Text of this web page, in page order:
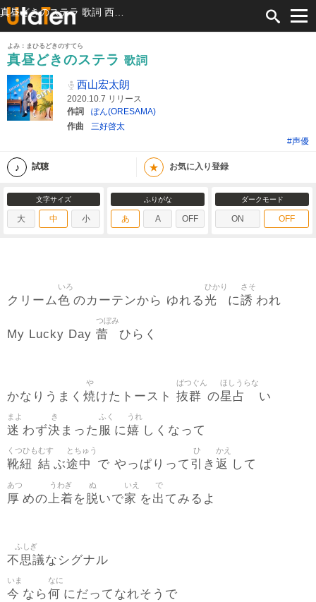
よみ：まひるどきのすてら
真昼どきのステラ 歌詞
西山宏太朗
2020.10.7 リリース
作詞
ぽん(ORESAMA)
作曲
三好啓太
#声優
試聴 ★ お気に入り登録
文字サイズ
大 中 小
ふりがな
あ A OFF
ダークモード
ON OFF
クリーム色
いろ
のカーテンから ゆれる光
ひかり
に誘
さそ
われ
My Lucky Day 蕾
つぼみ
ひらく
かなりうまく 焼
や
けたトースト 抜群
ばつぐん
の星占
ほしうらな
い
迷
まよ
わず決
き
まった 服
ふく
に嬉
うれ
しくなって
靴紐
くつひも
結
むす
ぶ途中
とちゅう
で やっぱりって 引
ひ
き 返
かえ
して
厚
あつ
めの 上着
うわぎ
を 脱
ぬ
いで家
いえ
を出
で
てみるよ
不思議
ふしぎ
なシグナル
今
いま
なら何
なに
にだってなれそうで